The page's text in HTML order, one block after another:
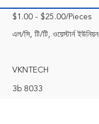
$1.00 - $25.00/Pieces
এল/সি, টি/টি, ওয়েস্টার্ন ইউনিয়ন
VKNTECH
3b 8033